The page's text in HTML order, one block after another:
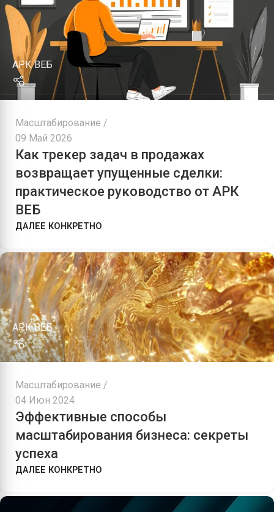
АРК ВЕБ
Масштабирование
09 Май 2026
Как трекер задач в продажах
возвращает упущенные сделки:
практическое руководство от АРК
ВЕБ
ДАЛЕЕ КОНКРЕТНО
АРК ВЕБ
Масштабирование
04 Июн 2024
Эффективные способы
масштабирования бизнеса: секреты
успеха
ДАЛЕЕ КОНКРЕТНО